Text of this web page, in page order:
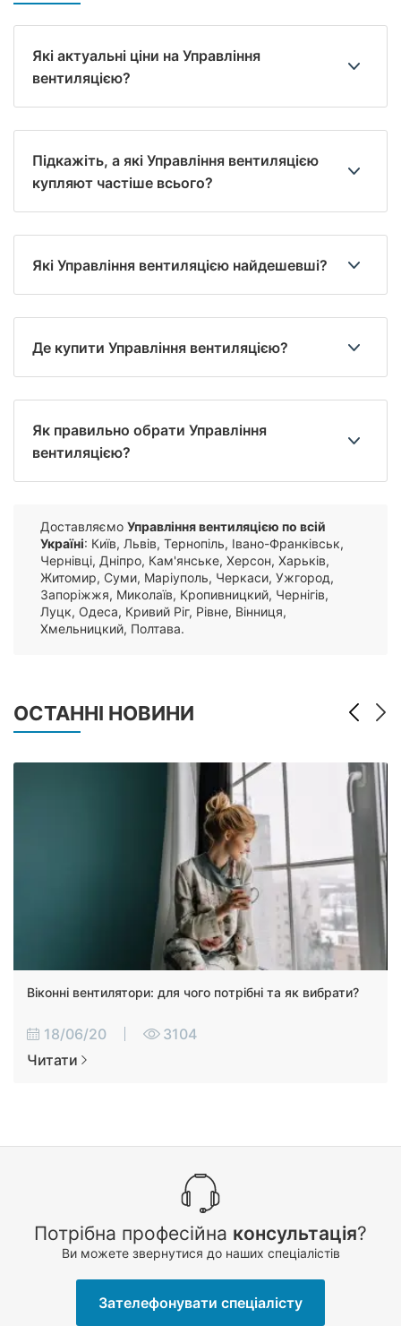
Які актуальні ціни на Управління
вентиляцією?
Підкажіть, а які Управління вентиляцією
купляют частіше всього?
Які Управління вентиляцією найдешевші?
Де купити Управління вентиляцією?
Як правильно обрати Управління
вентиляцією?
Доставляємо Управління вентиляцією по всій
Україні: Київ, Львів, Тернопіль, Івано-Франківськ,
Чернівці, Дніпро, Кам'янське, Херсон, Харьків,
Житомир, Суми, Маріуполь, Черкаси, Ужгород,
Запоріжжя, Миколаїв, Кропивницкий, Чернігів,
Луцк, Одеса, Кривий Ріг, Рівне, Вінниця,
Хмельницкий, Полтава.
ОСТАННІ НОВИНИ
Віконні вентилятори: для чого потрібні та як вибрати?
18/06/20
3104
Читати
Потрібна професійна консультація?
Ви можете звернутися до наших спеціалістів
Зателефонувати спеціалісту